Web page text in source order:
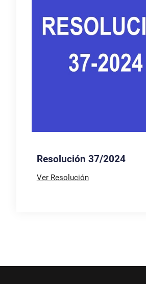
Resolución 37/2024
Ver Resolución